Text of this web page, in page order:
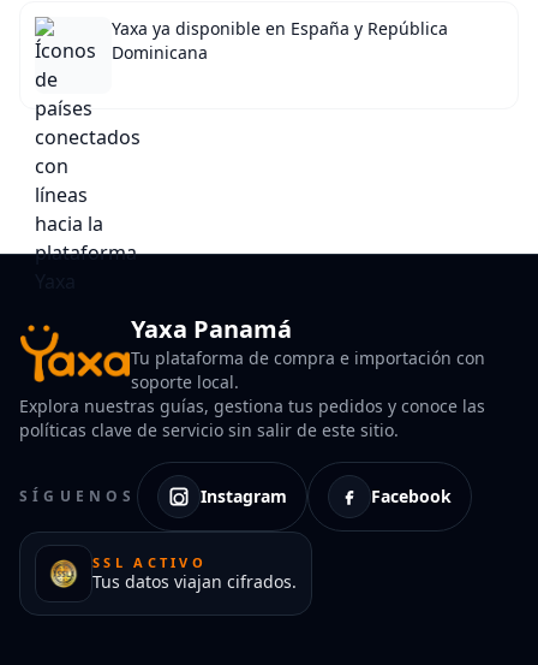
Yaxa ya disponible en España y República
Dominicana
Yaxa Panamá
Tu plataforma de compra e importación con
soporte local.
Explora nuestras guías, gestiona tus pedidos y conoce las
políticas clave de servicio sin salir de este sitio.
SÍGUENOS Instagram Facebook
SSL ACTIVO
Tus datos viajan cifrados.